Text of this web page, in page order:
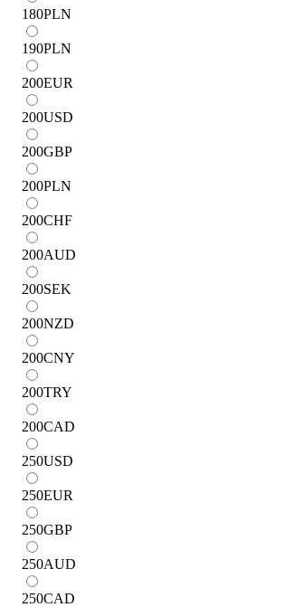
180PLN
190PLN
200EUR
200USD
200GBP
200PLN
200CHF
200AUD
200SEK
200NZD
200CNY
200TRY
200CAD
250USD
250EUR
250GBP
250AUD
250CAD